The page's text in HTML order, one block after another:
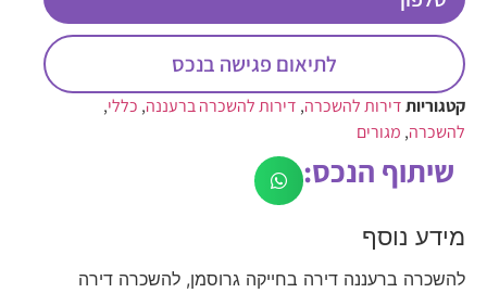
לתיאום פגישה בנכס
קטגוריותדירות להשכרה, דירות להשכרה ברעננה, כללי,
להשכרה, מגורים
שיתוף הנכס:
מידע נוסף
להשכרה ברעננה דירה בחייקה גרוסמן, להשכרה דירה